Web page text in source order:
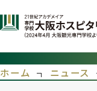
ホーム ニュース